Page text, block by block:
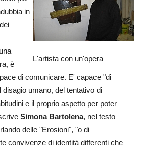
L'artista con un'opera
in
è
di comunicare. E' capace "di
umano, del tentativo di
e il proprio aspetto per poter
Simona Bartolena, nel testo
delle "Erosioni", "o di
convivenze di identità differenti che